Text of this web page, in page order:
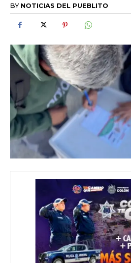
BY NOTICIAS DEL PUEBLITO